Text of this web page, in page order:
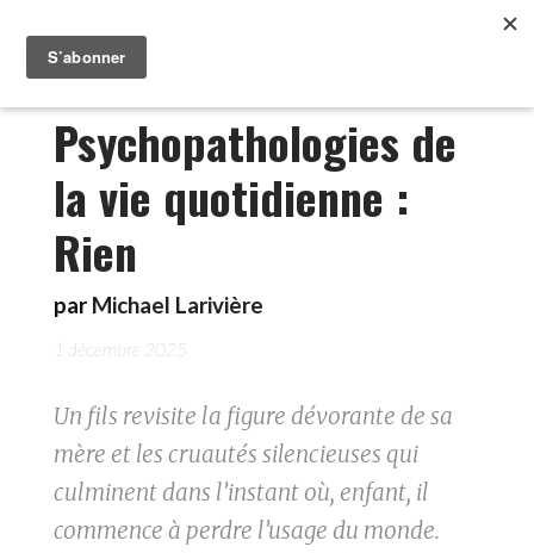
Psychopathologies de
la vie quotidienne :
Rien
par Michael Larivière
1 décembre 2025
Un fils revisite la figure dévorante de sa
mère et les cruautés silencieuses qui
culminent dans l’instant où, enfant, il
commence à perdre l’usage du monde.